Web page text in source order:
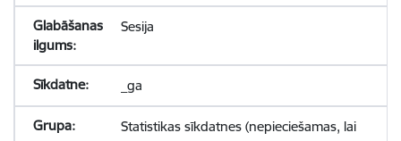
Sesija
_ga
Statistikas sīkdatnes (nepieciešamas, lai